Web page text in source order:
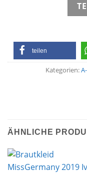
teilen
Kategorien:
ÄHNLICHE